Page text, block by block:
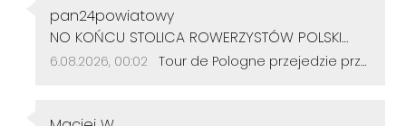
Autor komentarza:
pan24powiatowy
Treść komentarza:
NO KOŃCU STOLICA ROWERZYSTÓW POLSKI
/EUROPY ALE CZY TEŻ EU OTO JEST PYTANIE
Data dodania komentarza:
6.08.2026, 00:02 Źródło komentarza:
Tour de Pologne przejedzie przez Sławięcice. Kierowców czekają czasowe utrudnienia